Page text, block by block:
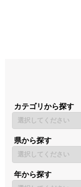
カテゴリから探す
県から探す
年から探す